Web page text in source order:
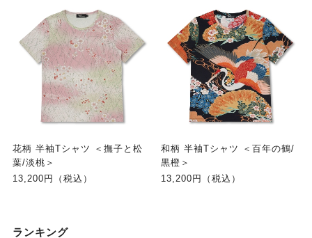
花柄 半袖Tシャツ ＜撫子と松
葉/淡桃＞
13,200円（税込）
和柄 半袖Tシャツ ＜百年の鶴/
黒橙＞
13,200円（税込）
ランキング